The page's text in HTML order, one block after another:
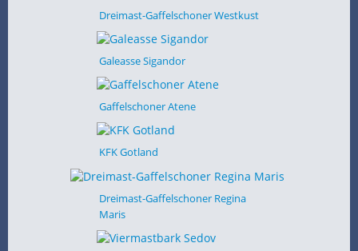
Dreimast-Gaffelschoner Westkust
Galeasse Sigandor
Gaffelschoner Atene
KFK Gotland
Dreimast-Gaffelschoner Regina
Maris